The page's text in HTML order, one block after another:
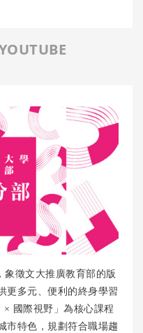
象徵文大推廣教育部的版
更多元、便利的終身學習
× 國際視野」為核心課程
市特色，規劃符合職場趨